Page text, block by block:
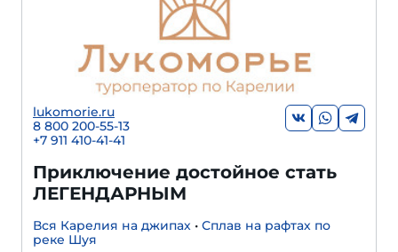
lukomorie.ru
8 800 200-55-13
+7 911 410-41-41
Приключение достойное стать
ЛЕГЕНДАРНЫМ
Вся Карелия на джипах • Сплав на рафтах по
реке Шуя